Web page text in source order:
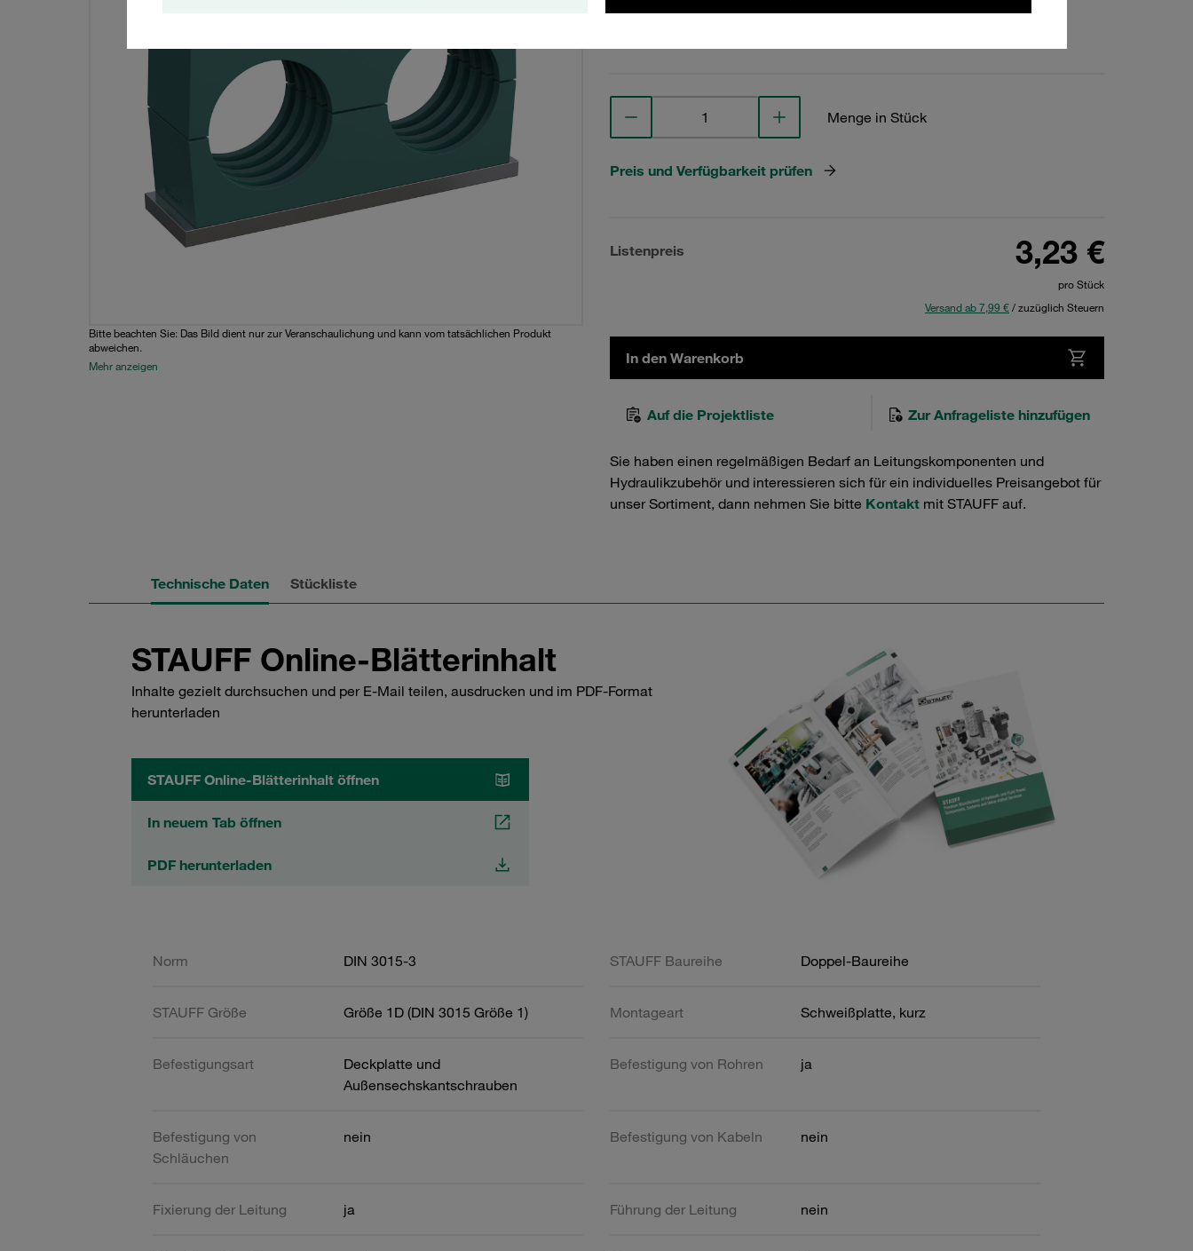
Bitte beachten Sie: Das Bild dient nur zur Veranschaulichung und kann vom tatsächlichen Produkt
abweichen.
Mehr anzeigen
Menge in Stück
Preis und Verfügbarkeit prüfen
Listenpreis 3,23 €
pro Stück
Versand ab 7,99 €/ zuzüglich Steuern
In den Warenkorb
Auf die Projektliste Zur Anfrageliste hinzufügen
Sie haben einen regelmäßigen Bedarf an Leitungskomponenten und
Hydraulikzubehör und interessieren sich für ein individuelles Preisangebot für
unser Sortiment, dann nehmen Sie bitte Kontakt mit STAUFF auf.
Technische Daten Stückliste
STAUFF Online-Blätterinhalt
Inhalte gezielt durchsuchen und per E-Mail teilen, ausdrucken und im PDF-Format
herunterladen
STAUFF Online-Blätterinhalt öffnen
In neuem Tab öffnen
PDF herunterladen
Norm DIN 3015-3 STAUFF Baureihe Doppel-Baureihe
STAUFF Größe Größe 1D (DIN 3015 Größe 1) Montageart Schweißplatte, kurz
Befestigungsart
Deckplatte und
Außensechskantschrauben
Befestigung von Rohren ja
Befestigung von
Schläuchen
nein Befestigung von Kabeln nein
Fixierung der Leitung ja Führung der Leitung nein